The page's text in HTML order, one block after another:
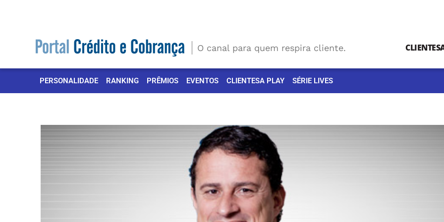
O canal para quem respira cliente.
PERSONALIDADE RANKING PRÊMIOS EVENTOS CLIENTESA PLAY SÉRIE LIVES